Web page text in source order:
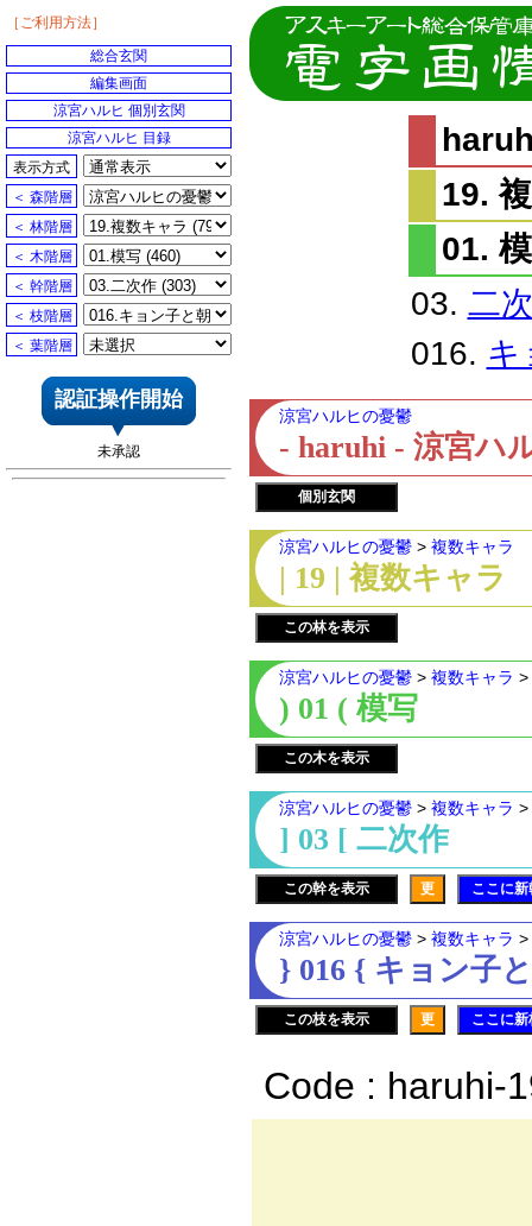
19.
01.
03. 二
016. キ
涼宮ハルヒの憂鬱
- haruhi - 涼宮ハ
個別玄関
涼宮ハルヒの憂鬱 > 複数キャラ
| 19 | 複数キャラ
この林を表示
涼宮ハルヒの憂鬱 > 複数キャラ >
) 01 ( 模写
この木を表示
涼宮ハルヒの憂鬱 > 複数キャラ >
] 03 [ 二次作
この幹を表示 更 ここに
涼宮ハルヒの憂鬱 > 複数キャラ >
} 016 { キョン子
この枝を表示 更 ここに
Code : haruhi-
［ご利用方法］
総合玄関
編集画面
涼宮ハルヒ 個別玄関
涼宮ハルヒ 目録
表示方式
＜ 森階層
＜ 林階層
＜ 木階層
＜ 幹階層
＜ 枝階層
＜ 葉階層
認証操作開始
未承認